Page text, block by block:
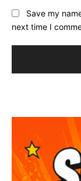
Save my
next time I